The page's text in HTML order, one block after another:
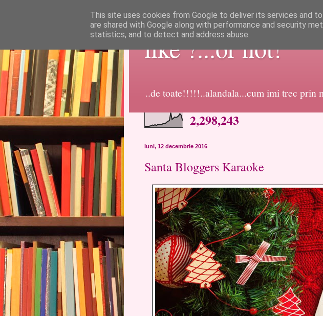
like ?...or not!
..de toate!!!!!..alandala...cum imi trec prin
2,298,243
luni, 12 decembrie 2016
Santa Bloggers Karaoke
This site uses cookies from Google to deliver its services and
are shared with Google along with performance and security
statistics, and to detect and address abuse.